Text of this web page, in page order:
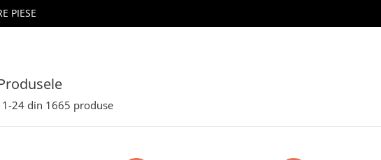
PIESE
1-24 din 1665 produse